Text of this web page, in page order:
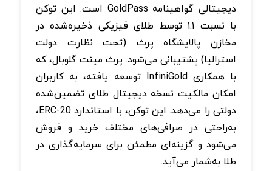
دیجیتالی گواهینامه GoldPass است. این توکن
با نسبت ۱:۱ توسط طلای فیزیکی ذخیره‌شده در
مخازن پالایشگاه پرث (تحت نظارت دولت
استرالیا) پشتیبانی می‌شود. پرث مینت گلوبال، که
با همکاری InfiniGold توسعه یافته، به کاربران
امکان مالکیت نسخه دیجیتال طلای تضمین‌شده
دولتی را می‌دهد. این توکن، با استاندارد ERC-20،
به‌راحتی در صرافی‌های مختلف خرید و فروش
می‌شود و گزینه‌ای مطمئن برای سرمایه‌گذاری در
طلا به‌شمار می‌آید.